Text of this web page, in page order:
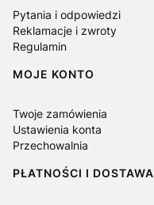
Pytania i odpowiedzi
Reklamacje i zwroty
Regulamin
MOJE KONTO
Twoje zamówienia
Ustawienia konta
Przechowalnia
PŁATNOŚCI I DOSTAWA